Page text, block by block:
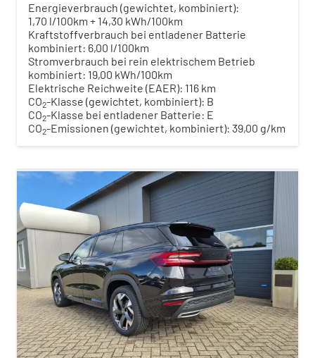
Energieverbrauch (gewichtet, kombiniert):
1,70 l/100km + 14,30 kWh/100km
Kraftstoffverbrauch bei entladener Batterie
kombiniert: 6,00 l/100km
Stromverbrauch bei rein elektrischem Betrieb
kombiniert: 19,00 kWh/100km
Elektrische Reichweite (EAER): 116 km
CO2-Klasse (gewichtet, kombiniert): B
CO2-Klasse bei entladener Batterie: E
CO2-Emissionen (gewichtet, kombiniert): 39,00 g/km